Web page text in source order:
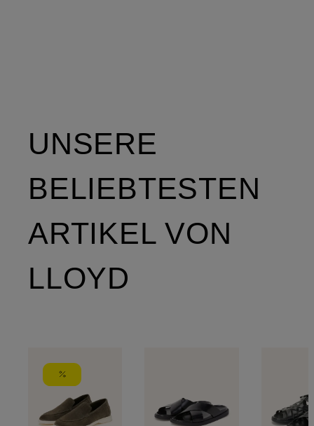
UNSERE
BELIEBTESTEN
ARTIKEL VON
LLOYD